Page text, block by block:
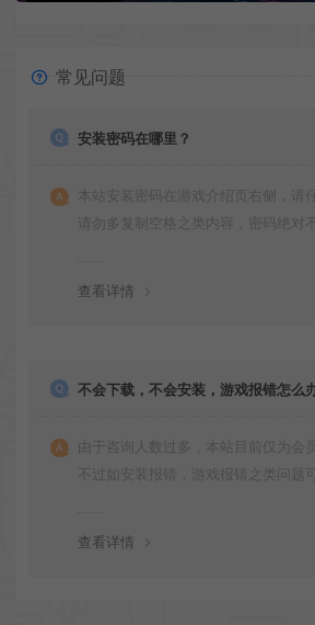
常见问题
安装密码在哪里？
本站安装密码在游戏介绍页右侧，请
请勿多复制空格之类内容，密码绝对
查看详情
不会下载，不会安装，游戏报错怎么
由于咨询人数过多，本站目前仅为会
不过如安装报错，游戏报错之类问题
查看详情